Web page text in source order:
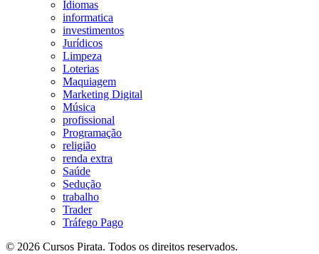
Idiomas
informatica
investimentos
Jurídicos
Limpeza
Loterias
Maquiagem
Marketing Digital
Música
profissional
Programação
religião
renda extra
Saúde
Sedução
trabalho
Trader
Tráfego Pago
© 2026 Cursos Pirata. Todos os direitos reservados.